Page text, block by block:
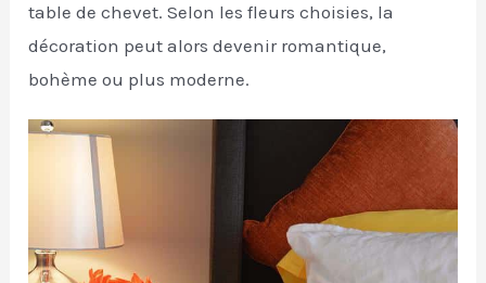
table de chevet. Selon les fleurs choisies, la
décoration peut alors devenir romantique,
bohème ou plus moderne.